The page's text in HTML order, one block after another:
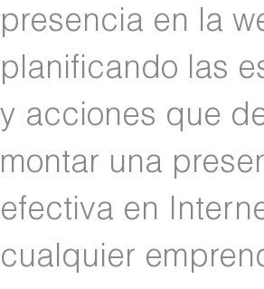
presencia en la
planificando las
y acciones que
montar una
efectiva en
cualquier